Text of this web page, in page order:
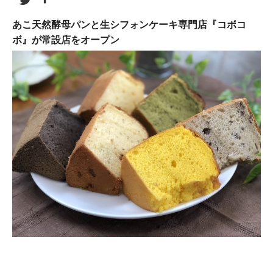
あこ天然酵母パンと生シフォンケーキ専門店『コボコ
ボ』が常設店をオープン